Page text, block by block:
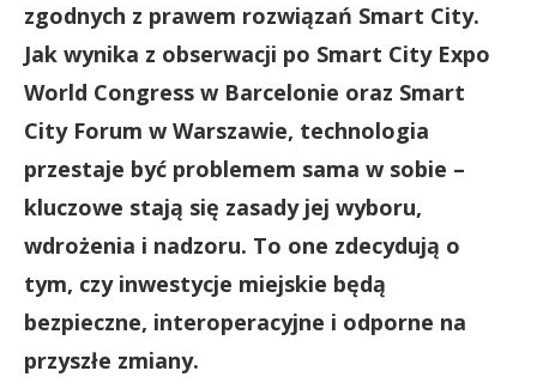
zgodnych z prawem rozwiązań Smart City.
Jak wynika z obserwacji po Smart City Expo
World Congress w Barcelonie oraz Smart
City Forum w Warszawie, technologia
przestaje być problemem sama w sobie –
kluczowe stają się zasady jej wyboru,
wdrożenia i nadzoru. To one zdecydują o
tym, czy inwestycje miejskie będą
bezpieczne, interoperacyjne i odporne na
przyszłe zmiany.